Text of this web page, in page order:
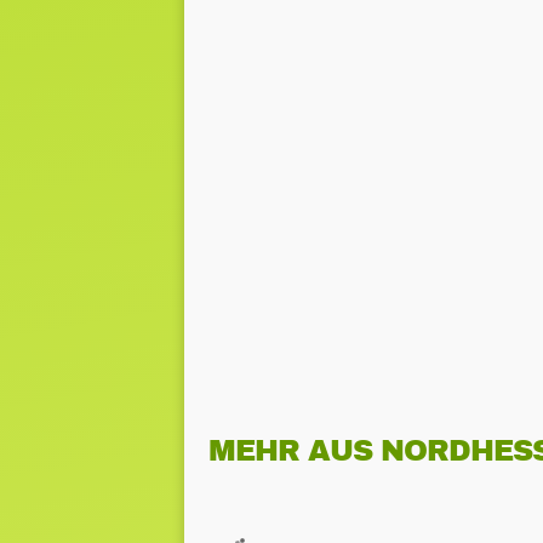
MEHR AUS